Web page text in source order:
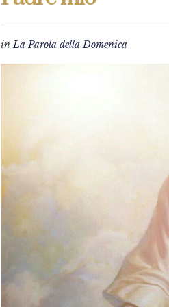
inLa Parola della Domenica